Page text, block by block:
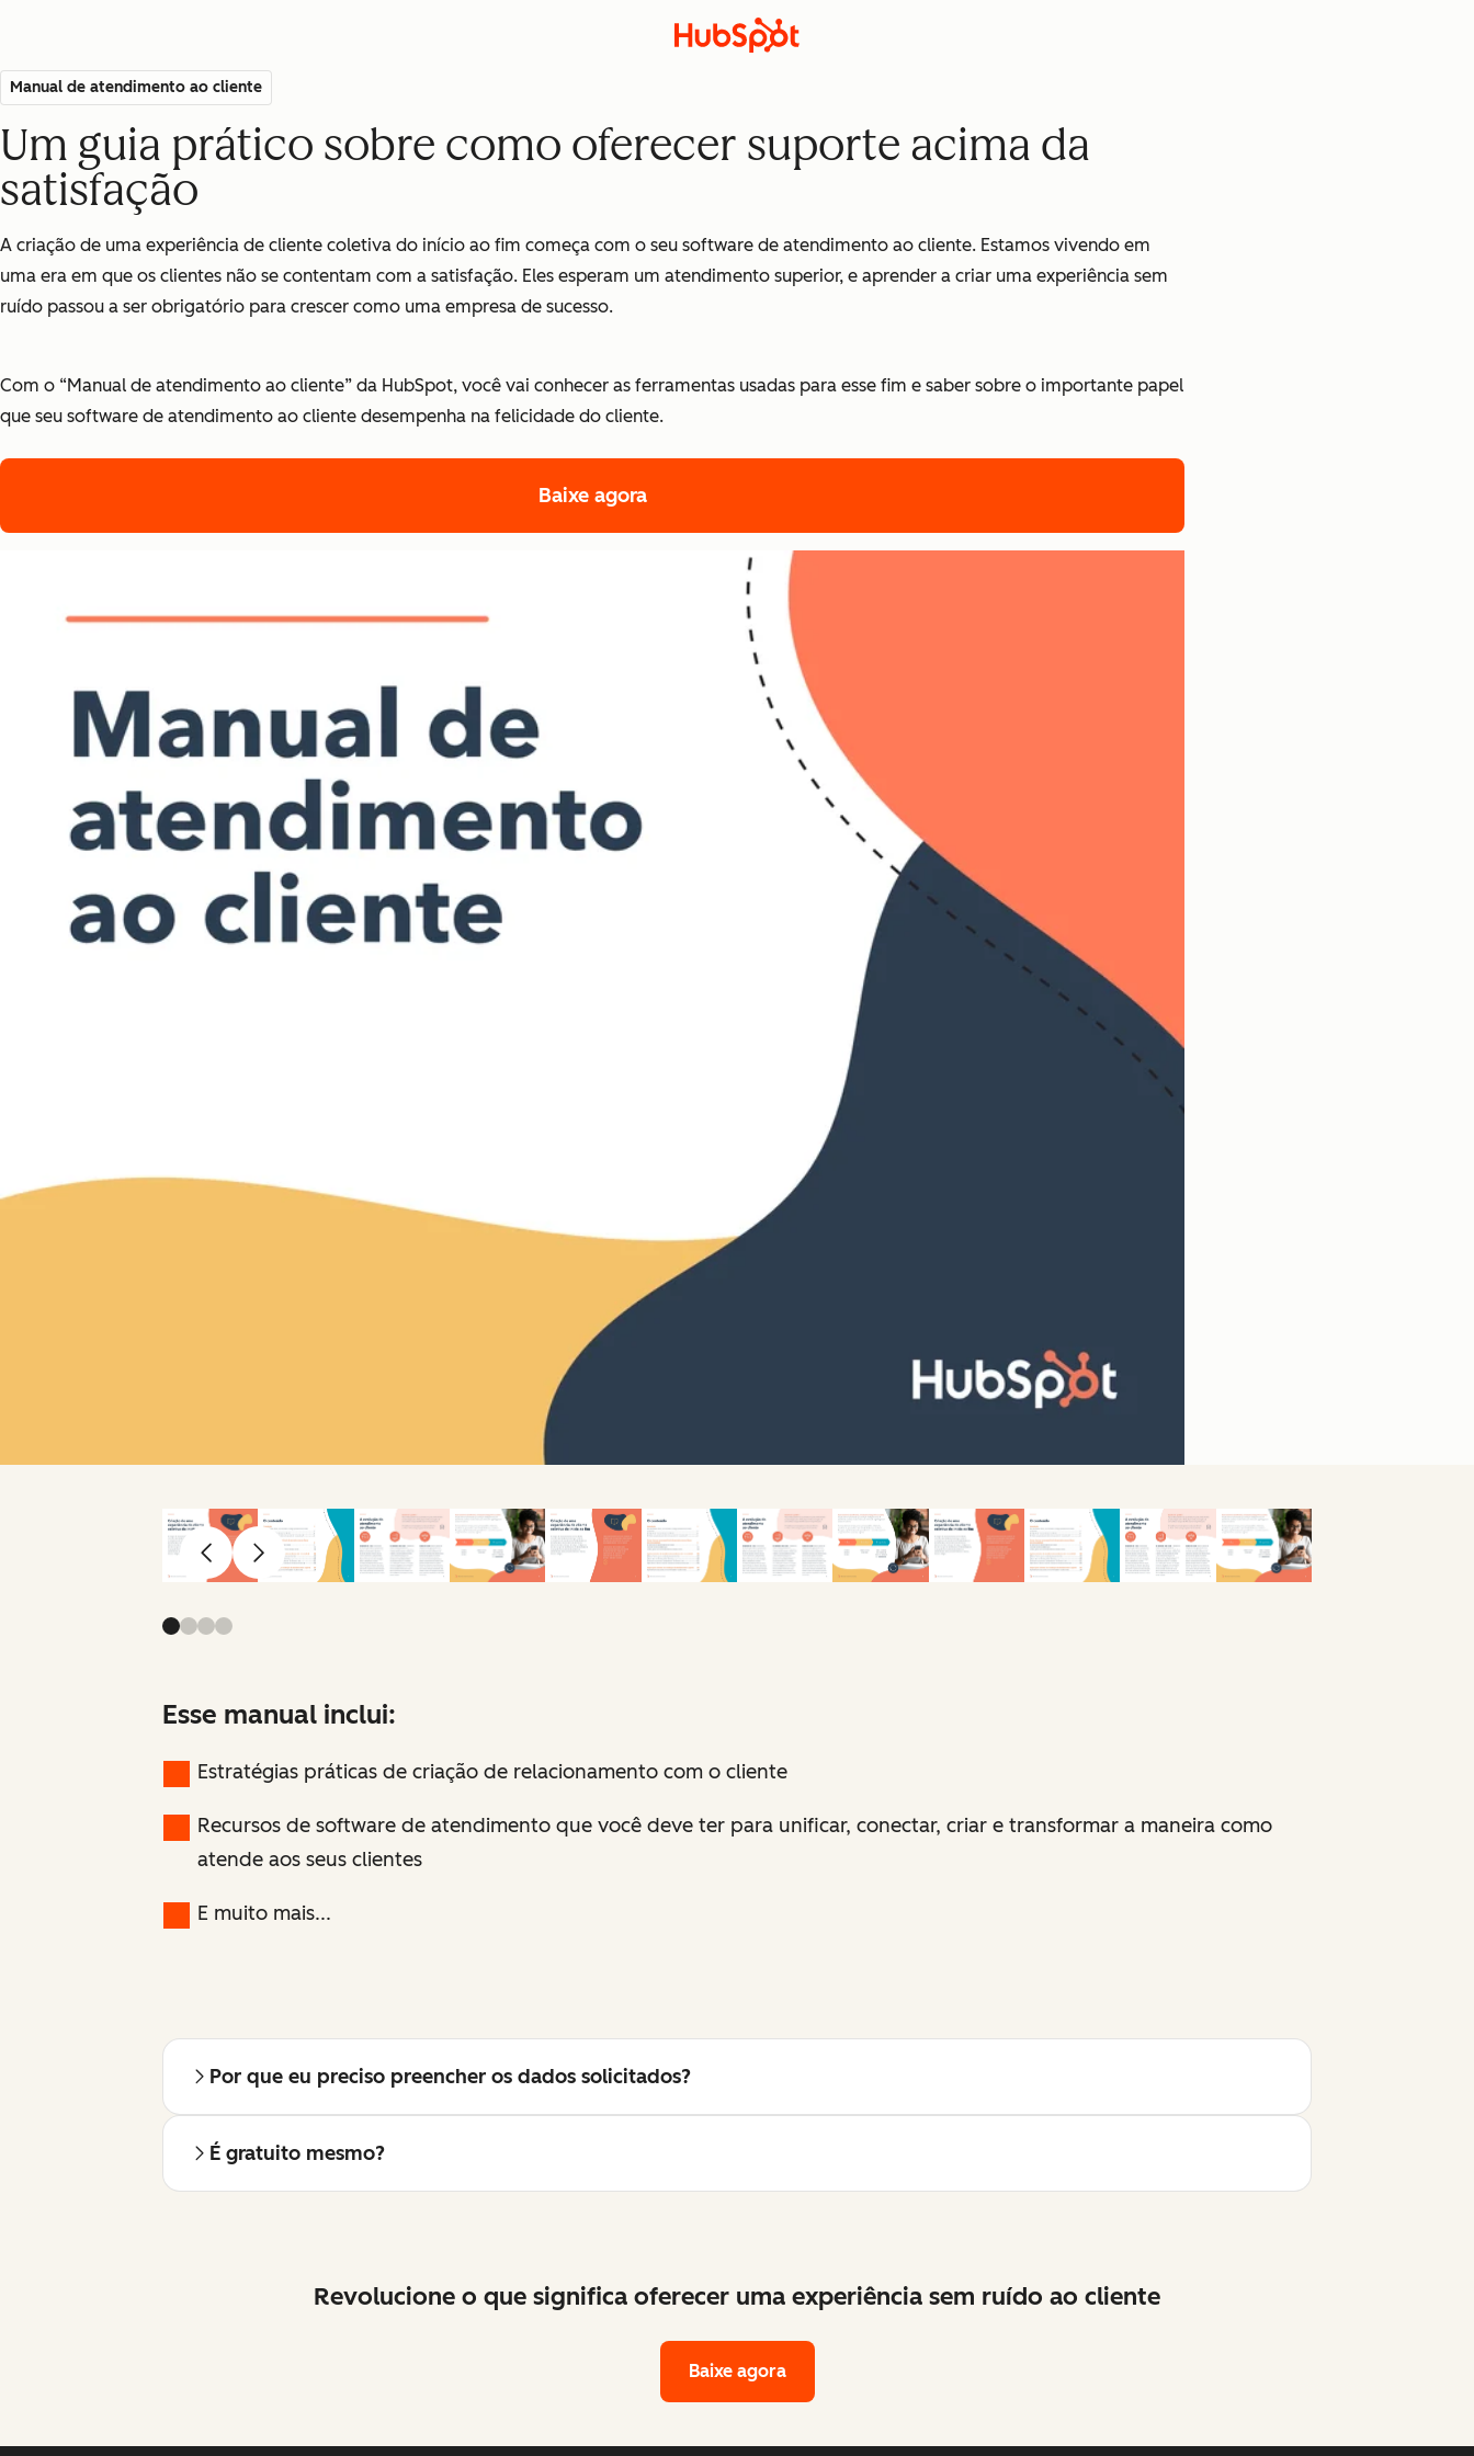
Manual de atendimento ao cliente
Um guia prático sobre como oferecer suporte acima da
satisfação
A criação de uma experiência de cliente coletiva do início ao fim começa com o seu software de atendimento ao cliente. Estamos vivendo em
uma era em que os clientes não se contentam com a satisfação. Eles esperam um atendimento superior, e aprender a criar uma experiência sem
ruído passou a ser obrigatório para crescer como uma empresa de sucesso.
Com o “Manual de atendimento ao cliente” da HubSpot, você vai conhecer as ferramentas usadas para esse fim e saber sobre o importante papel
que seu software de atendimento ao cliente desempenha na felicidade do cliente.
Baixe agora
AnteriorAvançar
Esse manual inclui:
Estratégias práticas de criação de relacionamento com o cliente
Recursos de software de atendimento que você deve ter para unificar, conectar, criar e transformar a maneira como
atende aos seus clientes
E muito mais...
Por que eu preciso preencher os dados solicitados?
É gratuito mesmo?
Revolucione o que significa oferecer uma experiência sem ruído ao cliente
Baixe agora